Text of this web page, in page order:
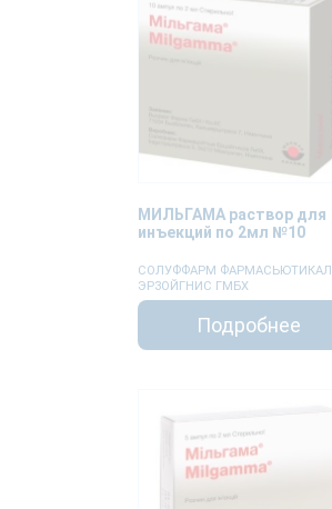
МИЛЬГАМА раствор для
инъекций по 2мл №10
СОЛУФФАРМ ФАРМАСЬЮТИКАЛ
ЭРЗОЙГНИС ГМБХ
Подробнее